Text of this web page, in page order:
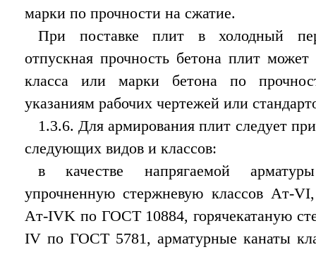
марки по прочности на сжатие.
При поставке плит в холодный
отпускная прочность бетона плит
класса или марки бетона по
указаниям рабочих чертежей или
1.3.6. Для армирования плит следует
следующих видов и классов:
в качестве напрягаемой
упрочненную стержневую классов Aт-
Aт-IVK по ГОСТ 10884, горячекатаную
IV по ГОСТ 5781, арматурные канаты